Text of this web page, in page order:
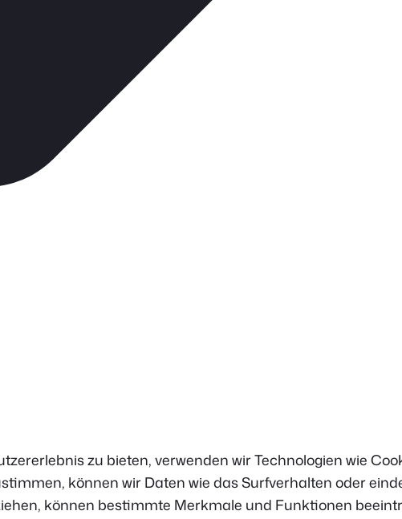
zu bieten, verwenden wir Technologien wie
können wir Daten wie das Surfverhalten oder
können bestimmte Merkmale und Funktionen